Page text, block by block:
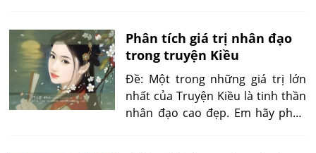
bóng chiều thướt tha... Hãy phân
tích hai câu thơ trên và phát biểu
ý kiến của em về nghệ thuật tả
cảnh trong Truyện Kiều.
Phân tích giá trị nhân đạo
trong truyện Kiều
Đề: Một trong những giá trị lớn
nhất của Truyện Kiều là tinh thần
nhân đạo cao đẹp. Em hãy phân